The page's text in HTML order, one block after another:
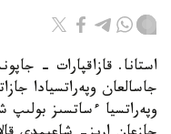
استانا. قازاقپارات -
جاسالعان وپەراتسيادا
وپەراتسيا ءساتسىز